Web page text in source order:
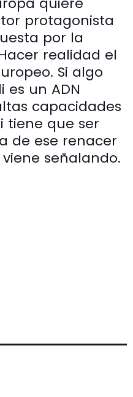
protagonista
por la
realidad el
Si algo
es un ADN
capacidades
tiene que ser
de ese renacer
señalando.